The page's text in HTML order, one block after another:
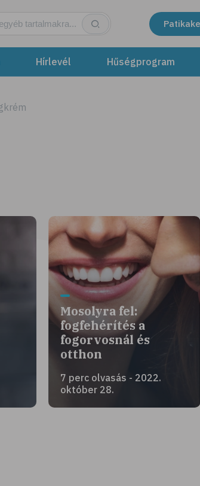
Hírlevél Hűségprogram
Mosolyra fel:
fogfehérítés a
fogorvosnál és
otthon
7 perc olvasás - 2022.
október 28.